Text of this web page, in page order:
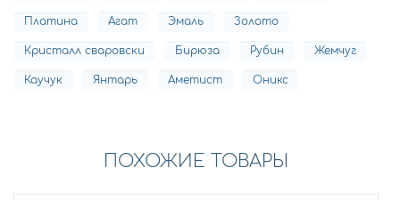
Платина Агат Эмаль Золото
Кристалл сваровски Бирюза Рубин Жемчуг
Каучук Янтарь Аметист Оникс
ПОХОЖИЕ ТОВАРЫ